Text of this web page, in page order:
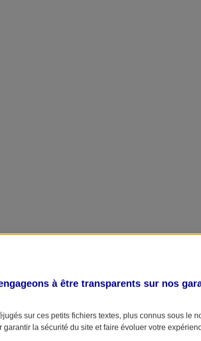
à être transparents sur nos
sur ces petits fichiers textes, plus connus sous le
la sécurité du site et faire évoluer votre